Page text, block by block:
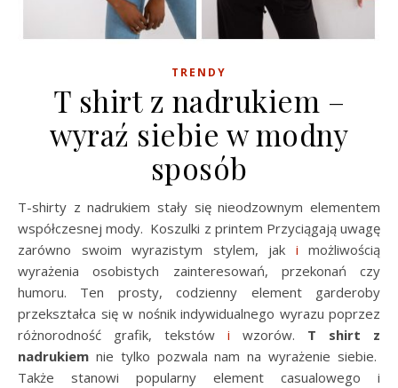
TRENDY
T shirt z nadrukiem –
wyraź siebie w modny
sposób
T-shirty z nadrukiem stały się nieodzownym elementem
współczesnej mody. Koszulki z printem Przyciągają uwagę
zarówno swoim wyrazistym stylem, jak i możliwością
wyrażenia osobistych zainteresowań, przekonań czy
humoru. Ten prosty, codzienny element garderoby
przekształca się w nośnik indywidualnego wyrazu poprzez
różnorodność grafik, tekstów i wzorów. T shirt z
nadrukiem nie tylko pozwala nam na wyrażenie siebie.
Także stanowi popularny element casualowego i